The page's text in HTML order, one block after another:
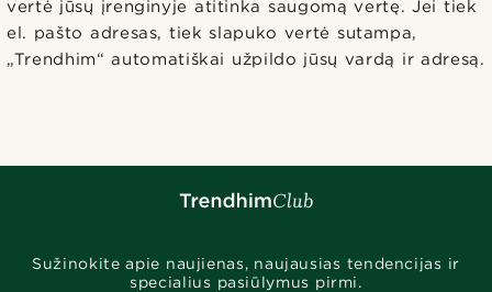
vertė jūsų įrenginyje atitinka saugomą vertę. Jei tiek
el. pašto adresas, tiek slapuko vertė sutampa,
„Trendhim“ automatiškai užpildo jūsų vardą ir adresą.
Sužinokite apie naujienas, naujausias tendencijas ir
specialius pasiūlymus pirmi.